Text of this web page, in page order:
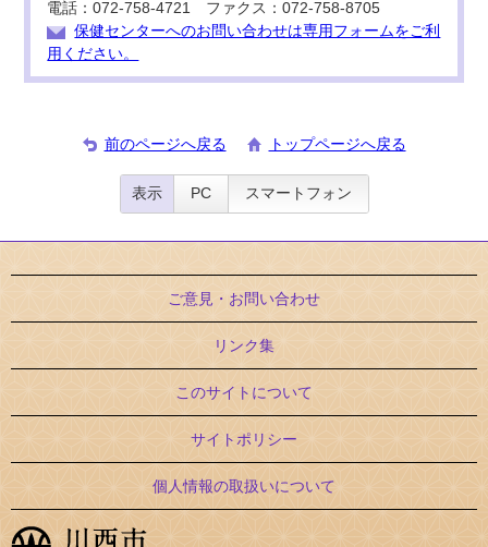
電話：072-758-4721 ファクス：072-758-8705
保健センターへのお問い合わせは専用フォームをご利
用ください。
前のページへ戻る トップページへ戻る
表示 PC スマートフォン
ご意見・お問い合わせ
リンク集
このサイトについて
サイトポリシー
個人情報の取扱いについて